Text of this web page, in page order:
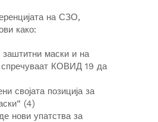
на СЗО,
како:
маски и на
спречуваат КОВИД 19 да
својата позиција за
(4)
нови упатства за